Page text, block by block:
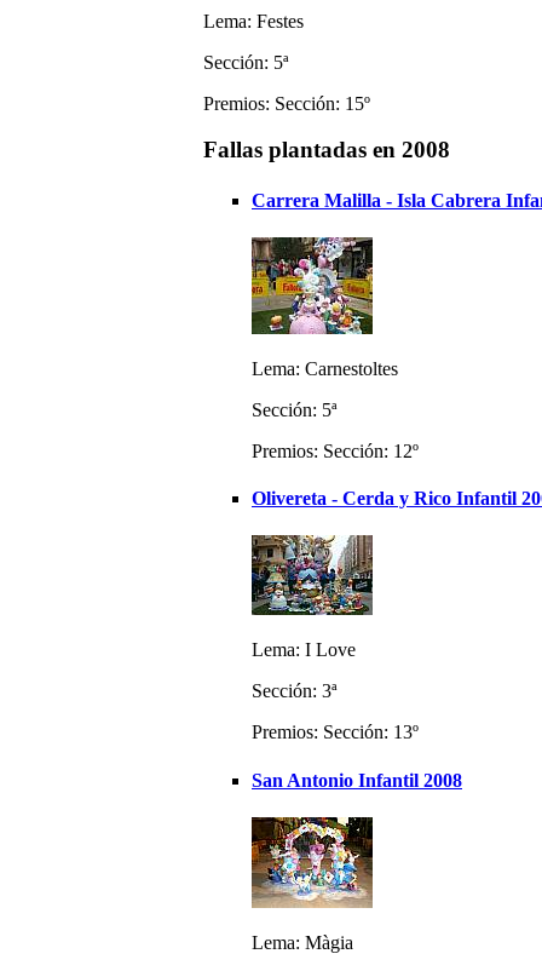
Lema: Festes
Sección: 5ª
Premios: Sección: 15º
Fallas plantadas en 2008
Carrera Malilla - Isla Cabrera
Lema: Carnestoltes
Sección: 5ª
Premios: Sección: 12º
Olivereta - Cerda y Rico Infantil
Lema: I Love
Sección: 3ª
Premios: Sección: 13º
San Antonio Infantil 2008
Lema: Màgia